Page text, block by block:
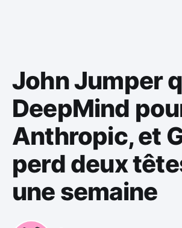
John Jumper
DeepMind
Anthropic, et
perd deux
une semaine